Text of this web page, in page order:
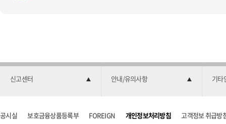
신고센터 안내/유의사항 기타
공시실 보호금융상품등록부 FOREIGN 개인정보처리방침 고객정보 취급방